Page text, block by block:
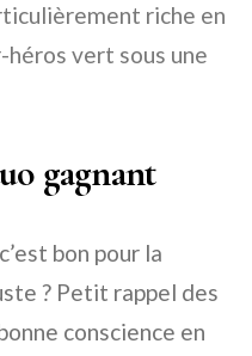
riche en
vert sous une
gagnant
bon pour la
? Petit rappel des
conscience en